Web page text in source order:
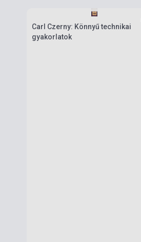
Carl Czerny: Könnyű technikai
gyakorlatok